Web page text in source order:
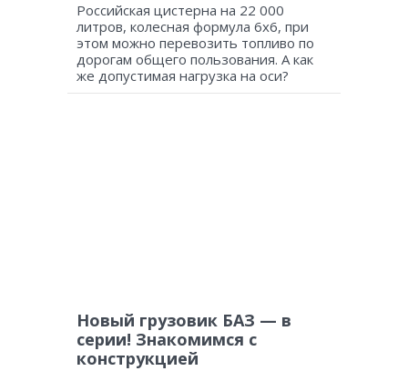
Российская цистерна на 22 000
литров, колесная формула 6х6, при
этом можно перевозить топливо по
дорогам общего пользования. А как
же допустимая нагрузка на оси?
Новый грузовик БАЗ — в
серии! Знакомимся с
конструкцией